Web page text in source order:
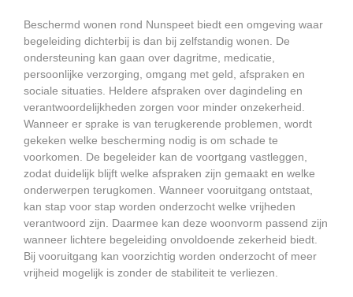
Beschermd wonen rond Nunspeet biedt een omgeving waar
begeleiding dichterbij is dan bij zelfstandig wonen. De
ondersteuning kan gaan over dagritme, medicatie,
persoonlijke verzorging, omgang met geld, afspraken en
sociale situaties. Heldere afspraken over dagindeling en
verantwoordelijkheden zorgen voor minder onzekerheid.
Wanneer er sprake is van terugkerende problemen, wordt
gekeken welke bescherming nodig is om schade te
voorkomen. De begeleider kan de voortgang vastleggen,
zodat duidelijk blijft welke afspraken zijn gemaakt en welke
onderwerpen terugkomen. Wanneer vooruitgang ontstaat,
kan stap voor stap worden onderzocht welke vrijheden
verantwoord zijn. Daarmee kan deze woonvorm passend zijn
wanneer lichtere begeleiding onvoldoende zekerheid biedt.
Bij vooruitgang kan voorzichtig worden onderzocht of meer
vrijheid mogelijk is zonder de stabiliteit te verliezen.